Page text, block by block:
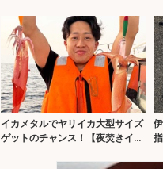
イカメタルでヤリイカ大型サイズ
ゲットのチャンス！【夜焚きイカ